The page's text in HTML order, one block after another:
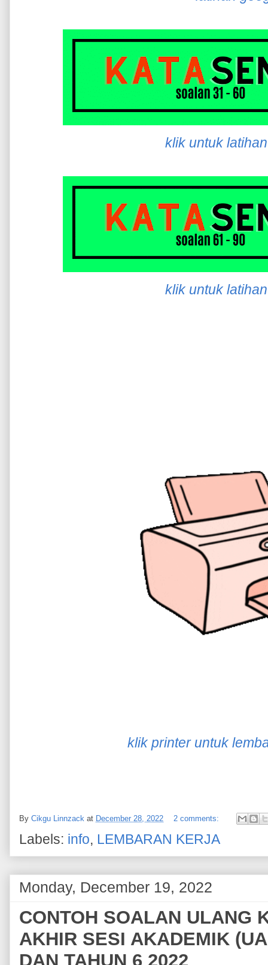
klik untuk
klik untuk
klik printer untuk
By Cikgu Linnzack at December 28, 2022 2 comments:
Labels: info, LEMBARAN KERJA
Monday, December 19, 2022
CONTOH SOALAN ULANG
AKHIR SESI AKADEMIK
DAN TAHUN 6 2022